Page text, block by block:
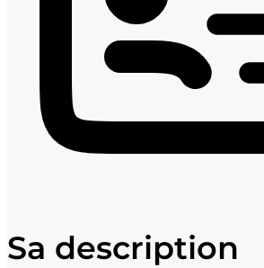
Sa description